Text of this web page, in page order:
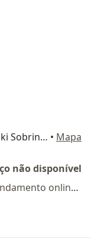
Rodovia Jornalista Maurício Sirotski Sobrinho, 5541 - Jurerê, Florianópolis • Mapa
não disponível
Esse especialista não oferece agendamento online para esse endereço.